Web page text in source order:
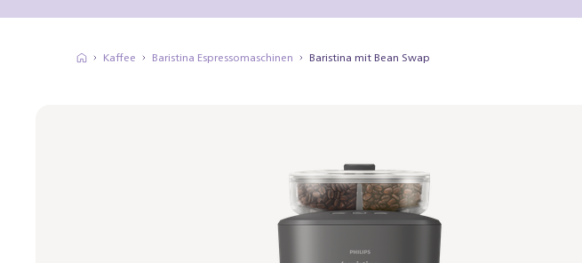
Kaffee Baristina Espressomaschinen Baristina mit Bean Swap